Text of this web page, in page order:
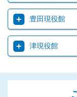
豊田現役館
津現役館